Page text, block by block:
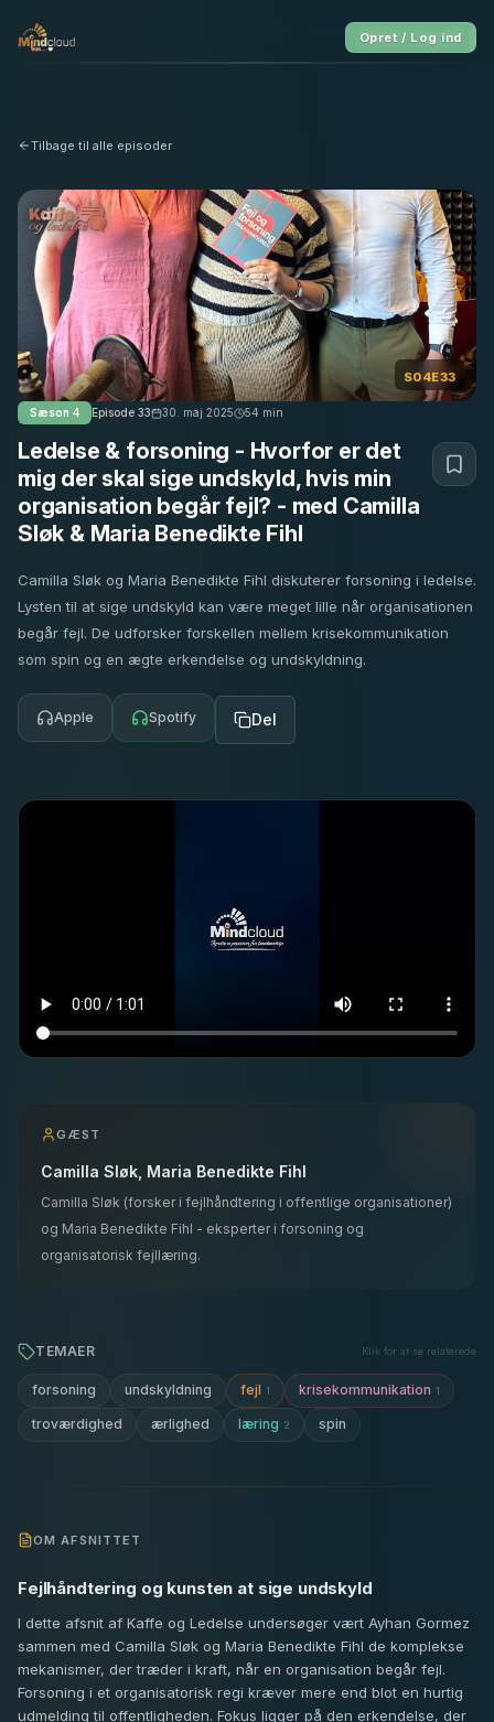
Opret / Log ind
Tilbage til alle episoder
S04E33
Sæson 4 Episode 33 30. maj 2025 54 min
Ledelse & forsoning - Hvorfor er det
mig der skal sige undskyld, hvis min
organisation begår fejl? - med Camilla
Sløk & Maria Benedikte Fihl
Camilla Sløk og Maria Benedikte Fihl diskuterer forsoning i ledelse.
Lysten til at sige undskyld kan være meget lille når organisationen
begår fejl. De udforsker forskellen mellem krisekommunikation
som spin og en ægte erkendelse og undskyldning.
Apple Spotify Del
GÆST
Camilla Sløk, Maria Benedikte Fihl
Camilla Sløk (forsker i fejlhåndtering i offentlige organisationer)
og Maria Benedikte Fihl - eksperter i forsoning og
organisatorisk fejllæring.
TEMAER Klik for at se relaterede
forsoning undskyldning fejl 1 krisekommunikation 1
troværdighed ærlighed læring 2 spin
OM AFSNITTET
Fejlhåndtering og kunsten at sige undskyld
I dette afsnit af Kaffe og Ledelse undersøger vært Ayhan Gormez
sammen med Camilla Sløk og Maria Benedikte Fihl de komplekse
mekanismer, der træder i kraft, når en organisation begår fejl.
Forsoning i et organisatorisk regi kræver mere end blot en hurtig
udmelding til offentligheden. Fokus ligger på den erkendelse, der